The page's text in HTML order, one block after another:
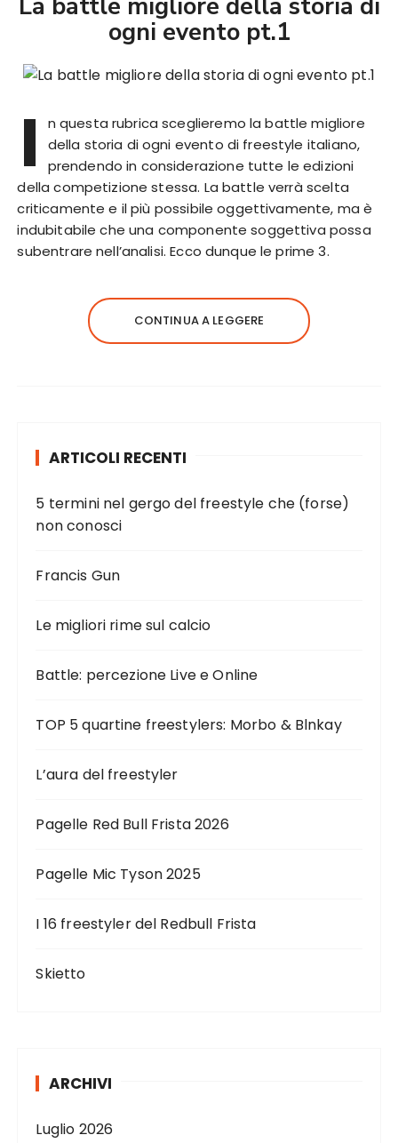
La battle migliore della storia di
ogni evento pt.1
I
n questa rubrica sceglieremo la battle migliore
della storia di ogni evento di freestyle italiano,
prendendo in considerazione tutte le edizioni
della competizione stessa. La battle verrà scelta
criticamente e il più possibile oggettivamente, ma è
indubitabile che una componente soggettiva possa
subentrare nell’analisi. Ecco dunque le prime 3.
CONTINUA A LEGGERE
ARTICOLI RECENTI
5 termini nel gergo del freestyle che (forse)
non conosci
Francis Gun
Le migliori rime sul calcio
Battle: percezione Live e Online
TOP 5 quartine freestylers: Morbo & Blnkay
L’aura del freestyler
Pagelle Red Bull Frista 2026
Pagelle Mic Tyson 2025
I 16 freestyler del Redbull Frista
Skietto
ARCHIVI
Luglio 2026